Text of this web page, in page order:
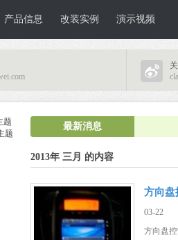
产品信息 改装实例 演示视频
题
题
最新消息
2013年 三月 的内容
方向盘
03-22
方向盘